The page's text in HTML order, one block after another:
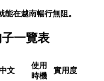
在越南暢行無阻。
一覽表
文
使用
時機
實用度